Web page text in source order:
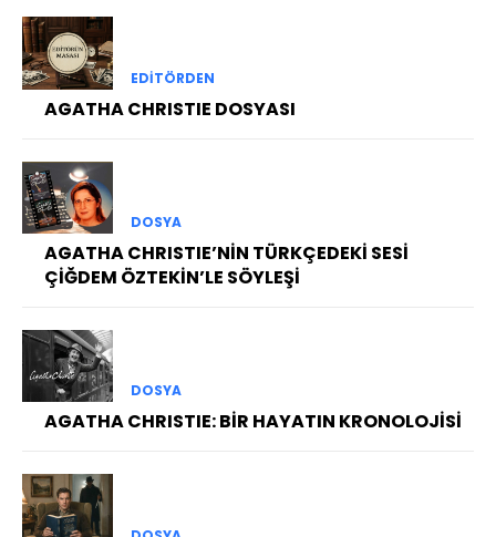
EDITÖRDEN
AGATHA CHRISTIE DOSYASI
DOSYA
AGATHA CHRISTIE’NİN TÜRKÇEDEKİ SESİ
ÇİĞDEM ÖZTEKİN’LE SÖYLEŞİ
DOSYA
AGATHA CHRISTIE: BİR HAYATIN KRONOLOJİSİ